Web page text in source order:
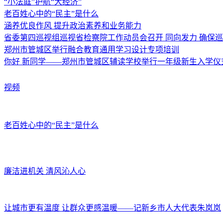
老百姓心中的“民主”是什么
涵养优良作风 提升政治素养和业务能力
省委第四巡视组巡视省检察院工作动员会召开 同向发力 确保
郑州市管城区举行融合教育通用学习设计专项培训
你好 新同学——郑州市管城区辅读学校举行一年级新生入学仪
视频
老百姓心中的“民主”是什么
廉洁进机关 清风沁人心
让城市更有温度 让群众更感温暖——记新乡市人大代表朱岚岚